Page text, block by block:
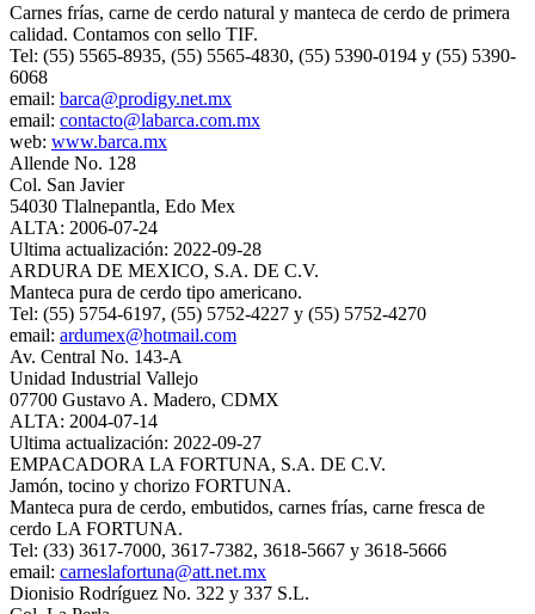
Carnes frías, carne de cerdo natural y manteca de cerdo de primera
calidad. Contamos con sello TIF.
Tel: (55) 5565-8935, (55) 5565-4830, (55) 5390-0194 y (55) 5390-
6068
email: barca@prodigy.net.mx
email: contacto@labarca.com.mx
web: www.barca.mx
Allende No. 128
Col. San Javier
54030 Tlalnepantla, Edo Mex
ALTA: 2006-07-24
Ultima actualización: 2022-09-28
ARDURA DE MEXICO, S.A. DE C.V.
Manteca pura de cerdo tipo americano.
Tel: (55) 5754-6197, (55) 5752-4227 y (55) 5752-4270
email: ardumex@hotmail.com
Av. Central No. 143-A
Unidad Industrial Vallejo
07700 Gustavo A. Madero, CDMX
ALTA: 2004-07-14
Ultima actualización: 2022-09-27
EMPACADORA LA FORTUNA, S.A. DE C.V.
Jamón, tocino y chorizo FORTUNA.
Manteca pura de cerdo, embutidos, carnes frías, carne fresca de
cerdo LA FORTUNA.
Tel: (33) 3617-7000, 3617-7382, 3618-5667 y 3618-5666
email: carneslafortuna@att.net.mx
Dionisio Rodríguez No. 322 y 337 S.L.